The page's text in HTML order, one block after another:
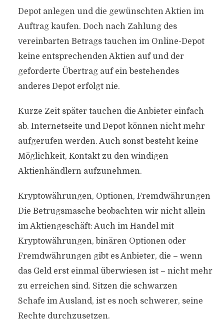
Depot anlegen und die gewünschten Aktien im
Auftrag kaufen. Doch nach Zahlung des
vereinbarten Betrags tauchen im Online-Depot
keine entsprechenden Aktien auf und der
geforderte Übertrag auf ein bestehendes
anderes Depot erfolgt nie.
Kurze Zeit später tauchen die Anbieter einfach
ab. Internetseite und Depot können nicht mehr
aufgerufen werden. Auch sonst besteht keine
Möglichkeit, Kontakt zu den windigen
Aktienhändlern aufzunehmen.
Kryptowährungen, Optionen, Fremdwährungen
Die Betrugsmasche beobachten wir nicht allein
im Aktiengeschäft: Auch im Handel mit
Kryptowährungen, binären Optionen oder
Fremdwährungen gibt es Anbieter, die – wenn
das Geld erst einmal überwiesen ist – nicht mehr
zu erreichen sind. Sitzen die schwarzen
Schafe im Ausland, ist es noch schwerer, seine
Rechte durchzusetzen.